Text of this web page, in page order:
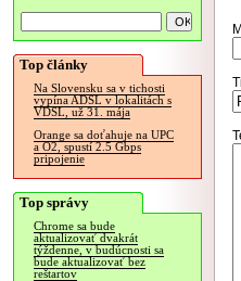
Top články
Na Slovensku sa v tichosti
vypína ADSL v lokalitách s
VDSL, už 31. mája
Orange sa doťahuje na UPC
a O2, spustí 2.5 Gbps
pripojenie
Top správy
Chrome sa bude
aktualizovať dvakrát
týždenne, v budúcnosti sa
bude aktualizovať bez
reštartov